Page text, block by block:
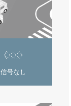
信号なし